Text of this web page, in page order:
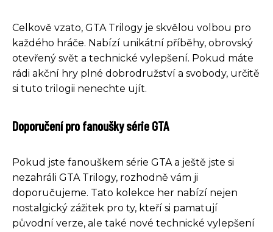
Celkově vzato, GTA Trilogy je skvělou volbou pro
každého hráče. Nabízí unikátní příběhy, obrovský
otevřený svět a technické vylepšení. Pokud máte
rádi akční hry plné dobrodružství a svobody, určitě
si tuto trilogii nenechte ujít.
Doporučení pro fanoušky série GTA
Pokud jste fanouškem série GTA a ještě jste si
nezahráli GTA Trilogy, rozhodně vám ji
doporučujeme. Tato kolekce her nabízí nejen
nostalgický zážitek pro ty, kteří si pamatují
původní verze, ale také nové technické vylepšení